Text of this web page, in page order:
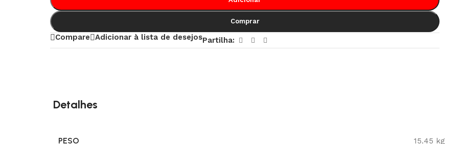
Comprar
Compare Adicionar à lista de desejosPartilha:
Detalhes
PESO 15.45 kg